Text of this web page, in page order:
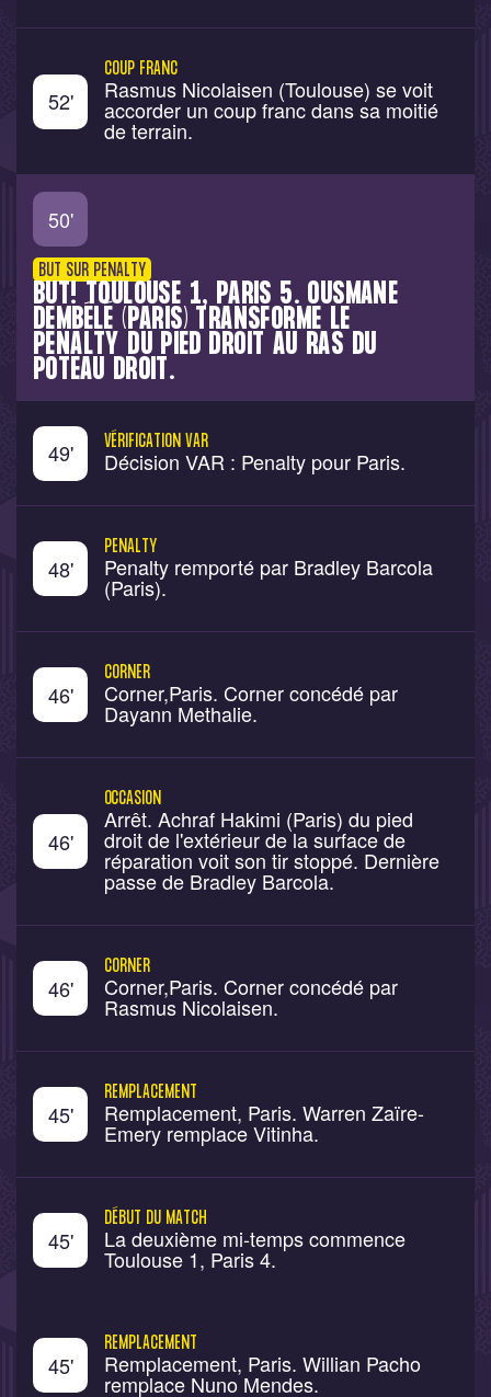
52'
COUP FRANC
Rasmus Nicolaisen (Toulouse) se voit
accorder un coup franc dans sa moitié
de terrain.
50'
BUT SUR PENALTY
BUT! TOULOUSE 1, PARIS 5. OUSMANE
DEMBÉLÉ (PARIS) TRANSFORME LE
PENALTY DU PIED DROIT AU RAS DU
POTEAU DROIT.
49' VÉRIFICATION VAR
Décision VAR : Penalty pour Paris.
48'
PENALTY
Penalty remporté par Bradley Barcola
(Paris).
46'
CORNER
Corner,Paris. Corner concédé par
Dayann Methalie.
46'
OCCASION
Arrêt. Achraf Hakimi (Paris) du pied
droit de l'extérieur de la surface de
réparation voit son tir stoppé. Dernière
passe de Bradley Barcola.
46'
CORNER
Corner,Paris. Corner concédé par
Rasmus Nicolaisen.
45'
REMPLACEMENT
Remplacement, Paris. Warren Zaïre-
Emery remplace Vitinha.
45'
DÉBUT DU MATCH
La deuxième mi-temps commence
Toulouse 1, Paris 4.
45'
REMPLACEMENT
Remplacement, Paris. Willian Pacho
remplace Nuno Mendes.